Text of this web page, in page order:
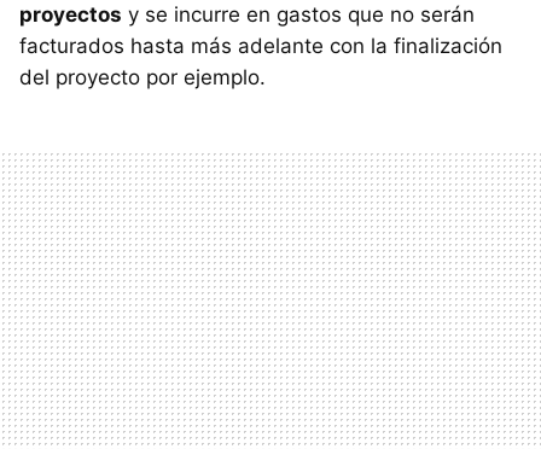
proyectos y se incurre en gastos que no serán
facturados hasta más adelante con la finalización
del proyecto por ejemplo.